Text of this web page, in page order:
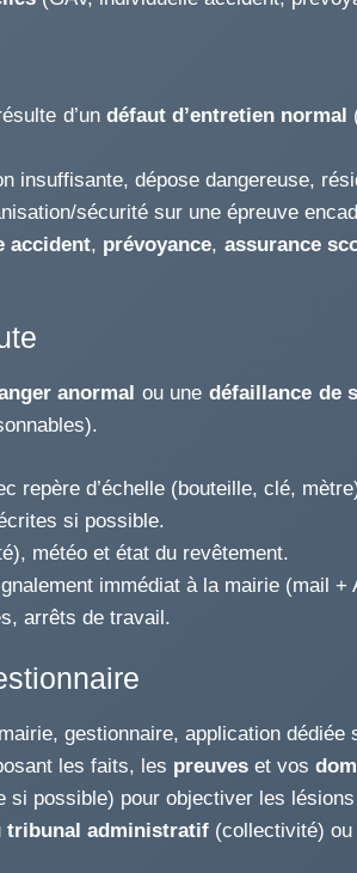
d’un défaut d’entretien normal
insuffisante, dépose dangereuse,
sécurité sur une épreuve
accident, prévoyance, assurance
anormal ou unedéfaillance de
repère d’échelle (bouteille, clé,
si possible.
météo et état du revêtement.
immédiat à la mairie (mail +
arrêts de travail.
gestionnaire, application dédiée
les faits, les preuves et vos
possible) pour objectiver les
tribunal administratif (collectivité)